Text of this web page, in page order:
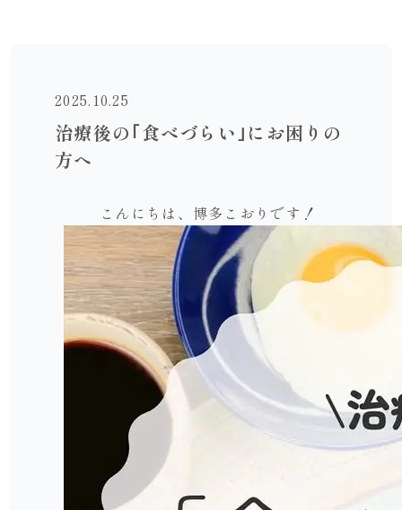
2025.10.25
治療後の｢食べづらい｣にお困りの
方へ
こんにちは、博多こおりです！